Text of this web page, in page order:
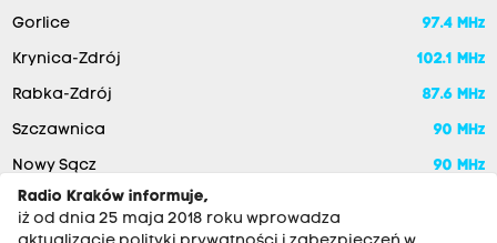
Gorlice 97.4 MHz
Krynica-Zdrój 102.1 MHz
Rabka-Zdrój 87.6 MHz
Szczawnica 90 MHz
Nowy Sącz
90 MHz
Radio Kraków informuje,
iż od dnia 25 maja 2018 roku wprowadza